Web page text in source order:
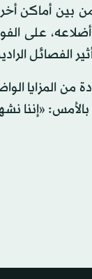
بين أماكن
على
الفصائل
من المزايا
«إننا